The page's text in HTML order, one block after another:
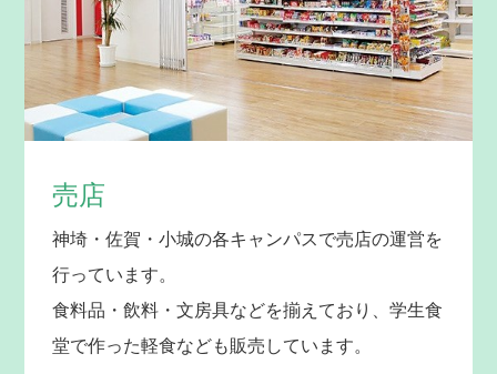
売店
神埼・佐賀・小城の各キャンパスで売店の運営を
行っています。
食料品・飲料・文房具などを揃えており、学生食
堂で作った軽食なども販売しています。